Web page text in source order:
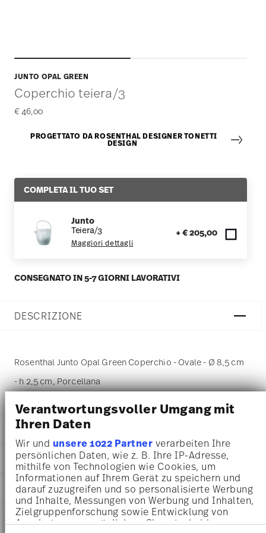
Verantwortungsvoller Umgang mit
Ihren Daten
Wir und unsere 1022 Partnerverarbeiten Ihre
persönlichen Daten, wie z. B. Ihre IP-Adresse,
mithilfe von Technologien wie Cookies, um
Informationen auf Ihrem Gerät zu speichern und
darauf zuzugreifen und so personalisierte Werbung
und Inhalte, Messungen von Werbung und Inhalten,
Zielgruppenforschung sowie Entwicklung von
Angeboten zu ermöglichen. Sie entscheiden
JUNTO OPAL GREEN
Coperchio teiera/3
€ 46,00
PROGETTATO DA ROSENTHAL DESIGNER TONETTI
DESIGN
COMPLETA IL TUO SET
Junto
Teiera/3
Maggiori dettagli
+ € 205,00
CONSEGNATO IN 5-7 GIORNI LAVORATIVI
DESCRIZIONE
Rosenthal Junto Opal Green Coperchio - Ovale - Ø 8,5 cm
- h 2,5 cm, Porcellana
DETTAGLI
Rosenthal
Junto
Opal Green
Porcellana
Opal Green
10540-405204-14232
4012438542270
DIMENSIONI
8,50 cm
8,50 cm
5,50 cm
2,50 cm
AWARD WINNER
INFORMAZIONI SU CURA E